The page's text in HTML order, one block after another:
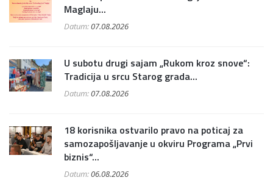
Maglaju...
Datum:07.08.2026
U subotu drugi sajam „Rukom kroz snove“:
Tradicija u srcu Starog grada...
Datum:07.08.2026
18 korisnika ostvarilo pravo na poticaj za
samozapošljavanje u okviru Programa „Prvi
biznis“...
Datum:06.08.2026